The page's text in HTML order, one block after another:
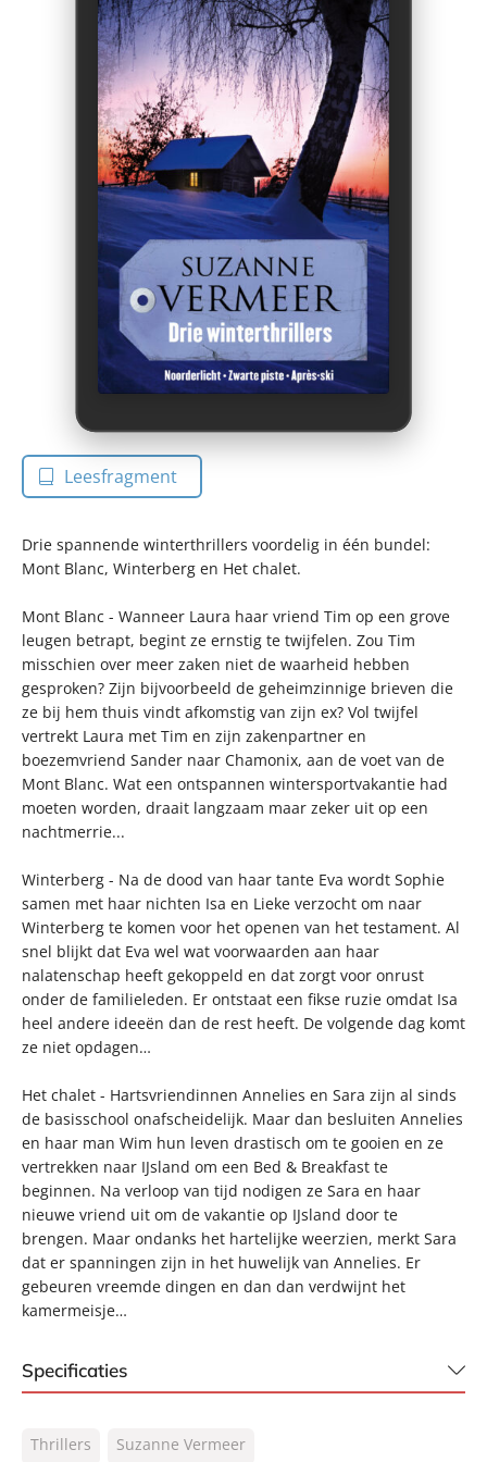
Leesfragment
Drie spannende winterthrillers voordelig in één bundel:
Mont Blanc, Winterberg en Het chalet.
Mont Blanc - Wanneer Laura haar vriend Tim op een grove
leugen betrapt, begint ze ernstig te twijfelen. Zou Tim
misschien over meer zaken niet de waarheid hebben
gesproken? Zijn bijvoorbeeld de geheimzinnige brieven die
ze bij hem thuis vindt afkomstig van zijn ex? Vol twijfel
vertrekt Laura met Tim en zijn zakenpartner en
boezemvriend Sander naar Chamonix, aan de voet van de
Mont Blanc. Wat een ontspannen wintersportvakantie had
moeten worden, draait langzaam maar zeker uit op een
nachtmerrie...
Winterberg - Na de dood van haar tante Eva wordt Sophie
samen met haar nichten Isa en Lieke verzocht om naar
Winterberg te komen voor het openen van het testament. Al
snel blijkt dat Eva wel wat voorwaarden aan haar
nalatenschap heeft gekoppeld en dat zorgt voor onrust
onder de familieleden. Er ontstaat een fikse ruzie omdat Isa
heel andere ideeën dan de rest heeft. De volgende dag komt
ze niet opdagen…
Het chalet - Hartsvriendinnen Annelies en Sara zijn al sinds
de basisschool onafscheidelijk. Maar dan besluiten Annelies
en haar man Wim hun leven drastisch om te gooien en ze
vertrekken naar IJsland om een Bed & Breakfast te
beginnen. Na verloop van tijd nodigen ze Sara en haar
nieuwe vriend uit om de vakantie op IJsland door te
brengen. Maar ondanks het hartelijke weerzien, merkt Sara
dat er spanningen zijn in het huwelijk van Annelies. Er
gebeuren vreemde dingen en dan dan verdwijnt het
kamermeisje…
Specificaties
NUR:
332
Thrillers Suzanne Vermeer